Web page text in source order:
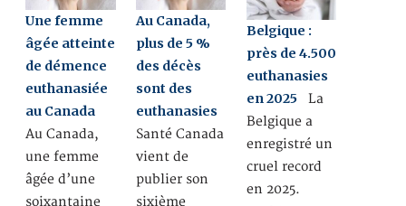
Une femme
âgée atteinte
de démence
euthanasiée
au Canada
Au Canada,
une femme
âgée d’une
soixantaine
Au Canada,
plus de 5 %
des décès
sont des
euthanasies
Santé Canada
vient de
publier son
sixième
Belgique :
près de 4.500
euthanasies
en 2025 La
Belgique a
enregistré un
cruel record
en 2025.